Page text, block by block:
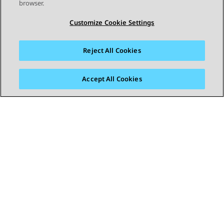
browser.
Customize Cookie Settings
Reject All Cookies
Accept All Cookies